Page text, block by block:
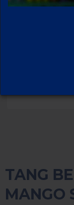
TANG
MANGO